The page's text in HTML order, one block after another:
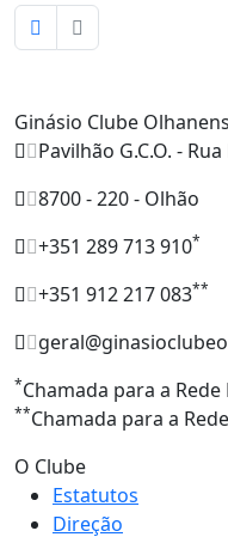
Ginásio Clube
Pavilhão G.C.O. -
8700 - 220 - Olhão
+351 289 713 910*
+351 912 217 083**
*Chamada para a Rede
**Chamada para a
O Clube
Estatutos
Direção